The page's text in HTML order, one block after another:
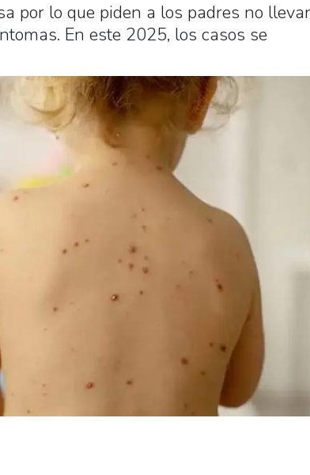
por lo que piden a los padres no
En este 2025, los casos se